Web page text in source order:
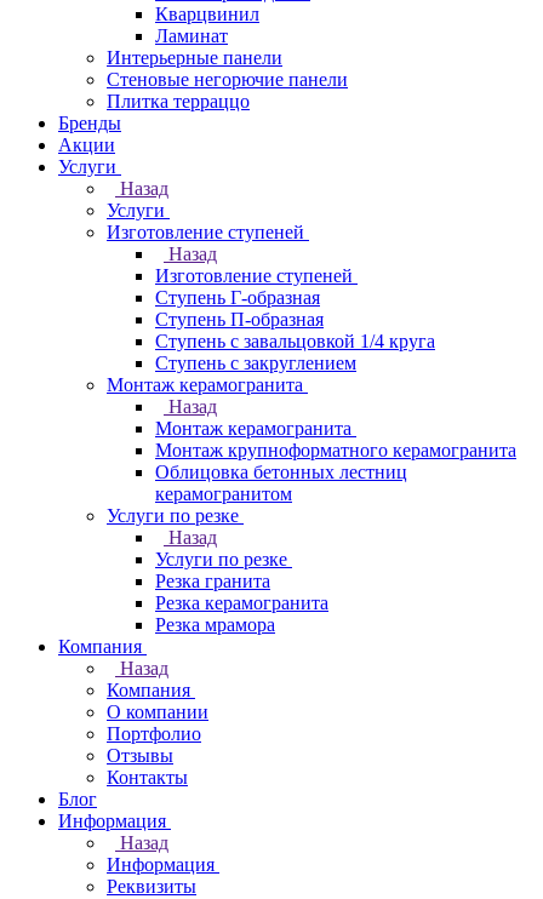
Кварцвинил
Ламинат
Интерьерные панели
Стеновые негорючие панели
Плитка терраццо
Бренды
Акции
Услуги
Назад
Услуги
Изготовление ступеней
Назад
Изготовление ступеней
Ступень Г-образная
Ступень П-образная
Ступень с завальцовкой 1/4 круга
Ступень с закруглением
Монтаж керамогранита
Назад
Монтаж керамогранита
Монтаж крупноформатного керамогранита
Облицовка бетонных лестниц
керамогранитом
Услуги по резке
Назад
Услуги по резке
Резка гранита
Резка керамогранита
Резка мрамора
Компания
Назад
Компания
О компании
Портфолио
Отзывы
Контакты
Блог
Информация
Назад
Информация
Реквизиты